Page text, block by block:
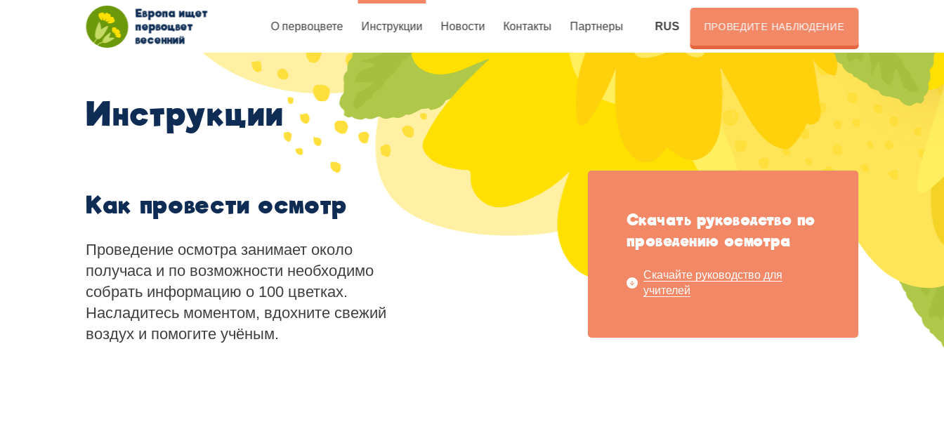
Европа ищет
первоцвет
весенний
О первоцвете Инструкции Новости Контакты Партнеры RUS ПРОВЕДИТЕ НАБЛЮДЕНИЕ
Инструкции
Как провести осмотр
Проведение осмотра занимает около
получаса и по возможности необходимо
собрать информацию о 100 цветках.
Насладитесь моментом, вдохните свежий
воздух и помогите учёным.
Скачать руководство по
проведению осмотра
Скачайте руководство для
учителей